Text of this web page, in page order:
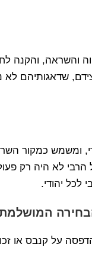
והשראה, והקנה
שדאגותיהם
ומשמש כמקור
הרבי לא היה רק
לכל יהודי.
על קנבס או